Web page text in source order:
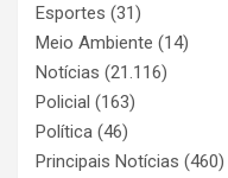
Esportes (31)
Meio Ambiente (14)
Notícias (21.116)
Policial (163)
Política (46)
Principais Notícias (460)